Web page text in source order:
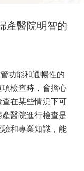
產醫院明智的
功能和通暢性的
檢查時，會擔心
在某些情況下可
醫院進行檢查是
和專業知識，能